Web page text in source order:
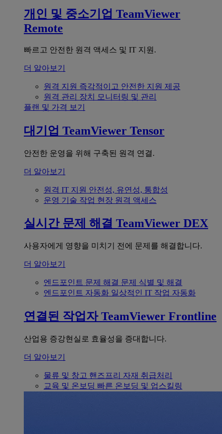
개인 및 중소기업 TeamViewer
Remote
빠르고 안전한 원격 액세스 및 IT 지원.
더 알아보기
원격 지원 즉각적이고 안전한 지원 제공
원격 관리 장치 모니터링 및 관리
플랜 및 가격 보기
대기업 TeamViewer Tensor
안전한 운영을 위해 구축된 원격 연결.
더 알아보기
원격 IT 지원 안전성, 유연성, 통합성
운영 기술 작업 현장 원격 액세스
실시간 문제 해결 TeamViewer DEX
사용자에게 영향을 미치기 전에 문제를 해결합니다.
더 알아보기
엔드포인트 문제 해결 문제 식별 및 해결
엔드포인트 자동화 일상적인 IT 작업 자동화
연결된 작업자 TeamViewer Frontline
산업용 증강현실로 효율성을 증대합니다.
더 알아보기
물류 및 창고 핸즈프리 자재 취급처리
교육 및 온보딩 빠른 온보딩 및 업스킬링